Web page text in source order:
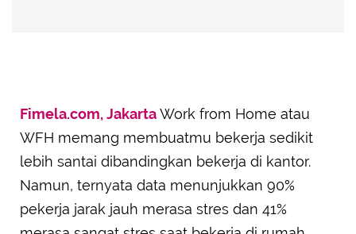
Fimela.com, JakartaWork from Home atau
WFH memang membuatmu bekerja sedikit
lebih santai dibandingkan bekerja di kantor.
Namun, ternyata data menunjukkan 90%
pekerja jarak jauh merasa stres dan 41%